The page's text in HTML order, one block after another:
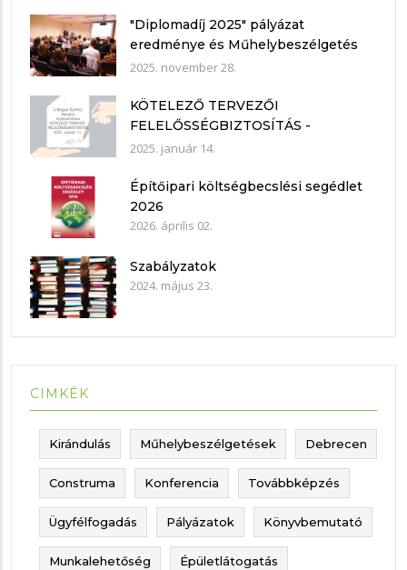
"Diplomadíj 2025" pályázat
eredménye és Műhelybeszélgetés
2025.11.21.
2025. november 28.
KÖTELEZŐ TERVEZŐI
FELELŐSSÉGBIZTOSÍTÁS -
nyilatkozat mintákkal
2025. január 14.
Építőipari költségbecslési segédlet
2026
2026. április 02.
Szabályzatok
2024. május 23.
CIMKÉK
Kirándulás Műhelybeszélgetések Debrecen
Construma Konferencia Továbbképzés
Ügyfélfogadás Pályázatok Könyvbemutató
Munkalehetőség Épületlátogatás